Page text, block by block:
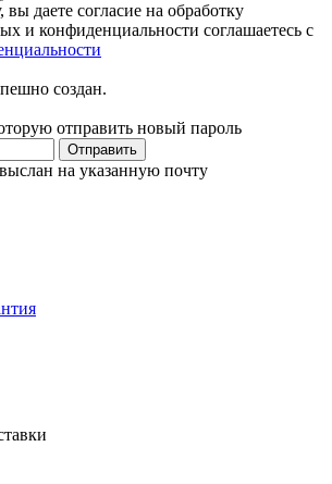
даете согласие на обработку
и конфиденциальности соглашаетесь с
создан.
отправить новый пароль
Отправить
на указанную почту